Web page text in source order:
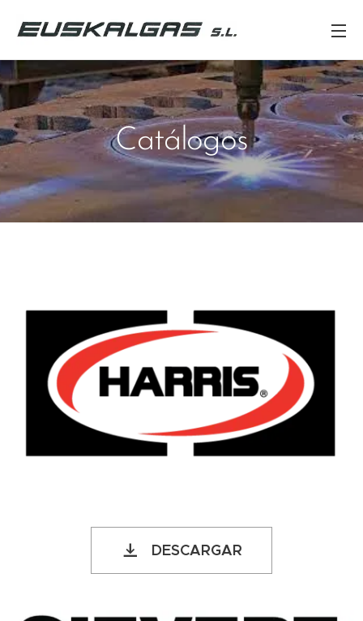
Catálogos
DESCARGAR